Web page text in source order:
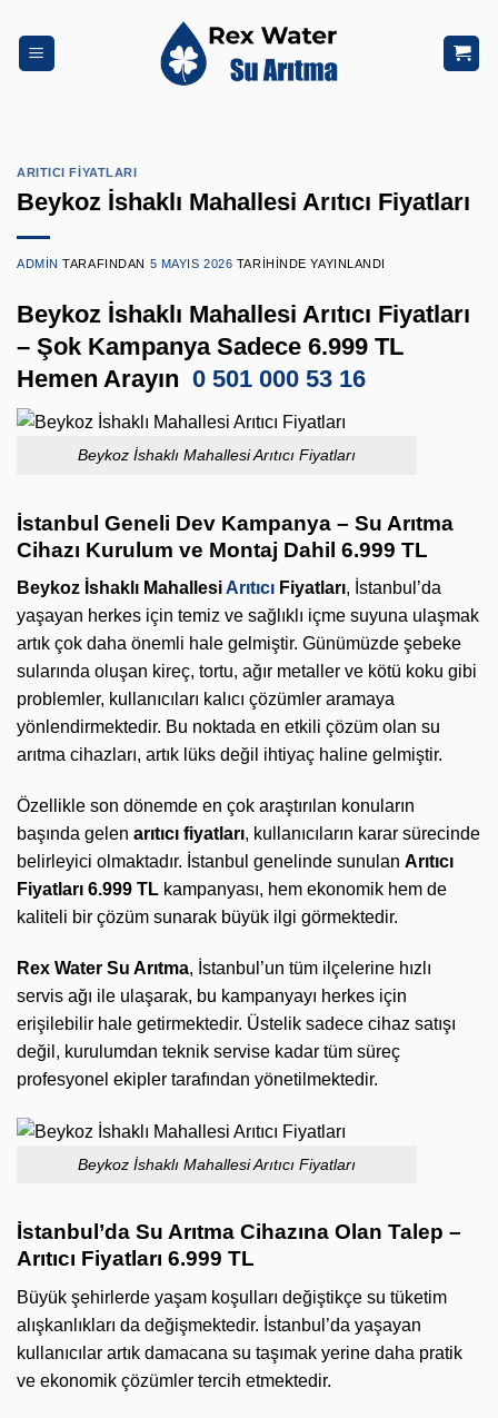
atla
ARITICI FIYATLARI
Beykoz İshaklı Mahallesi Arıtıcı Fiyatları
ADMIN TARAFINDAN 5 MAYIS 2026 TARIHINDE YAYINLANDI
Beykoz İshaklı Mahallesi Arıtıcı Fiyatları
– Şok Kampanya Sadece 6.999 TL
Hemen Arayın 0 501 000 53 16
Beykoz İshaklı Mahallesi Arıtıcı Fiyatları
İstanbul Geneli Dev Kampanya – Su Arıtma
Cihazı Kurulum ve Montaj Dahil 6.999 TL
Beykoz İshaklı MahallesiArıtıcı Fiyatları, İstanbul’da
yaşayan herkes için temiz ve sağlıklı içme suyuna ulaşmak
artık çok daha önemli hale gelmiştir. Günümüzde şebeke
sularında oluşan kireç, tortu, ağır metaller ve kötü koku gibi
problemler, kullanıcıları kalıcı çözümler aramaya
yönlendirmektedir. Bu noktada en etkili çözüm olan su
arıtma cihazları, artık lüks değil ihtiyaç haline gelmiştir.
Özellikle son dönemde en çok araştırılan konuların
başında gelen arıtıcı fiyatları, kullanıcıların karar sürecinde
belirleyici olmaktadır. İstanbul genelinde sunulan Arıtıcı
Fiyatları 6.999 TL kampanyası, hem ekonomik hem de
kaliteli bir çözüm sunarak büyük ilgi görmektedir.
Rex Water Su Arıtma, İstanbul’un tüm ilçelerine hızlı
servis ağı ile ulaşarak, bu kampanyayı herkes için
erişilebilir hale getirmektedir. Üstelik sadece cihaz satışı
değil, kurulumdan teknik servise kadar tüm süreç
profesyonel ekipler tarafından yönetilmektedir.
Beykoz İshaklı Mahallesi Arıtıcı Fiyatları
İstanbul’da Su Arıtma Cihazına Olan Talep –
Arıtıcı Fiyatları 6.999 TL
Büyük şehirlerde yaşam koşulları değiştikçe su tüketim
alışkanlıkları da değişmektedir. İstanbul’da yaşayan
kullanıcılar artık damacana su taşımak yerine daha pratik
ve ekonomik çözümler tercih etmektedir.